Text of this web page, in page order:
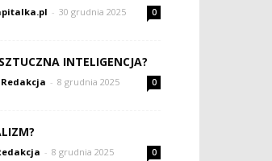
- 30 grudnia 2025 0
INTELIGENCJA?
Redakcja - 8 grudnia 2025 0
- 8 grudnia 2025 0